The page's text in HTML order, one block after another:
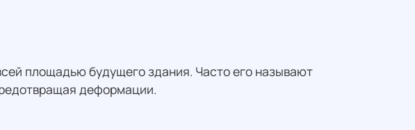
площадью будущего здания. Часто его называют
деформации.